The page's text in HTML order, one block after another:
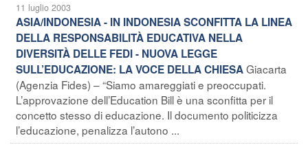
11 luglio 2003
ASIA/INDONESIA - IN INDONESIA SCONFITTA LA LINEA
DELLA RESPONSABILITÀ EDUCATIVA NELLA
DIVERSITÀ DELLE FEDI - NUOVA LEGGE
SULL’EDUCAZIONE: LA VOCE DELLA CHIESAGiacarta
(Agenzia Fides) – “Siamo amareggiati e preoccupati.
L’approvazione dell’Education Bill è una sconfitta per il
concetto stesso di educazione. Il documento politicizza
l’educazione, penalizza l’autono ...